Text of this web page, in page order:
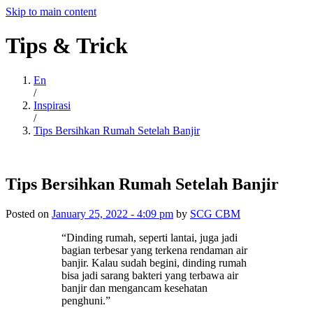
Skip to main content
Tips & Trick
En
/
Inspirasi
/
Tips Bersihkan Rumah Setelah Banjir
Tips Bersihkan Rumah Setelah Banjir
Posted on January 25, 2022 - 4:09 pm by SCG CBM
“Dinding rumah, seperti lantai, juga jadi
bagian terbesar yang terkena rendaman air
banjir. Kalau sudah begini, dinding rumah
bisa jadi sarang bakteri yang terbawa air
banjir dan mengancam kesehatan
penghuni.”